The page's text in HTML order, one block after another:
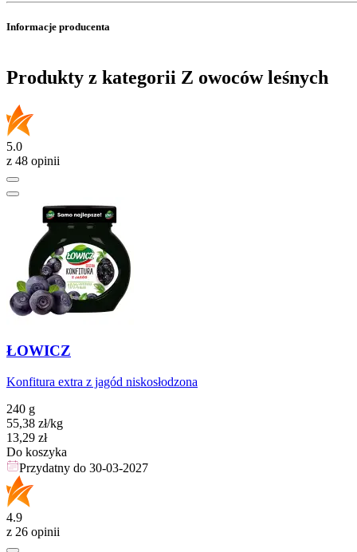
Informacje producenta
Produkty z kategorii Z owoców leśnych
5.0
z 48 opinii
ŁOWICZ
Konfitura extra z jagód niskosłodzona
240 g
55,38 zł/kg
Cena
13,29 zł
Do koszyka
Przydatny do 30-03-2027
4.9
z 26 opinii